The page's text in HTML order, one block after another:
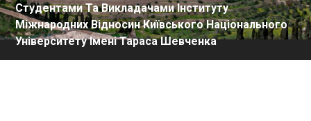
Студентами Та Викладачами Інституту
Міжнародних Відносин Київського Національного
Університету Імені Тараса Шевченка